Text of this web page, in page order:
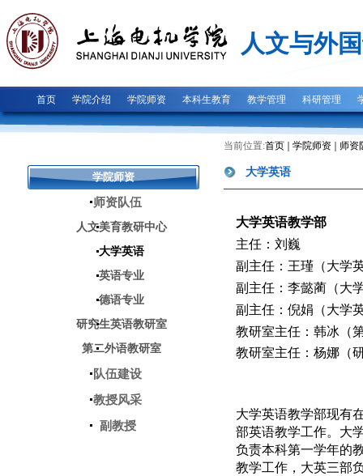
人文与外
首页 学院介绍 学院师资 本科生教育 教学管理 科研管理
学院师资
师资队伍
人文美育教研中心
大学英语
英语专业
德语专业
研究生英语教研室
第二外语教研室
队伍建设
教授风采
副教授
当前位置:首页 学院师资 师资
大学英语
大学英语教学部
主任：刘巍
副主任：王瑾（大学
副主任：李懿蔺（大
副主任：倪娟（大学
教研室主任：韩冰（
教研室主任：杨娜（
大学英语教学部现有
部英语教学工作。大
负责本科第一学年的
教学工作，大英三部